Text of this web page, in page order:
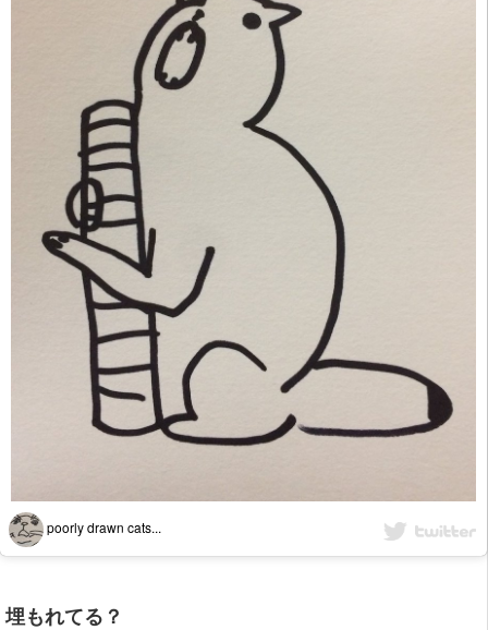
poorly drawn cats...
埋もれてる？